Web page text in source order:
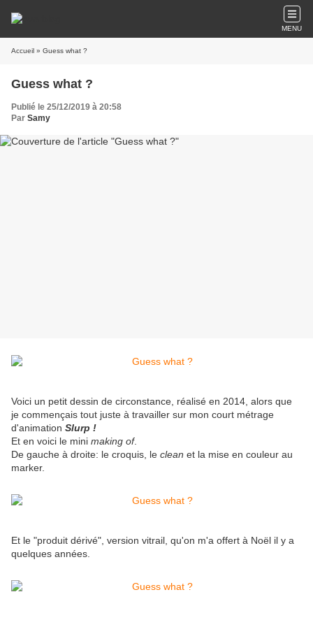
MENU
Accueil » Guess what ?
Guess what ?
Publié le 25/12/2019 à 20:58
Par Samy
Voici un petit dessin de circonstance, réalisé en 2014, alors que
je commençais tout juste à travailler sur mon court métrage
d'animation Slurp !
Et en voici le mini making of.
De gauche à droite: le croquis, le clean et la mise en couleur au
marker.
Et le "produit dérivé", version vitrail, qu'on m'a offert à Noël il y a
quelques années.